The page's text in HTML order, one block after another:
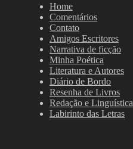
Home
Comentários
Contato
Amigos Escritores
Narrativa de ficção
Minha Poética
Literatura e Autores
Diário de Bordo
Resenha de Livros
Redação e Linguística
Labirinto das Letras